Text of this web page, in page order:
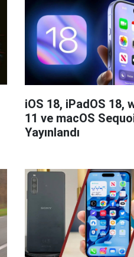
iOS 18, iPadOS 18,
11 ve macOS
Yayınlandı